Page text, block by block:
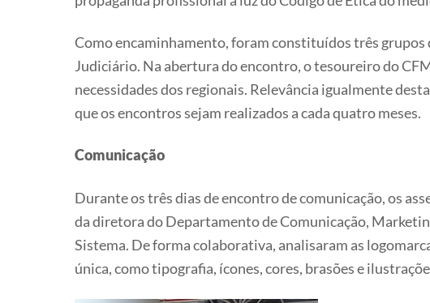
Como encaminhamento, foram constituídos três
Judiciário. Na abertura do encontro, o tesoureiro do
necessidades dos regionais. Relevância igualmente
que os encontros sejam realizados a cada quatro meses.
Comunicação
Durante os três dias de encontro de comunicação, os
da diretora do Departamento de Comunicação,
Sistema. De forma colaborativa, analisaram as
única, como tipografia, ícones, cores, brasões e